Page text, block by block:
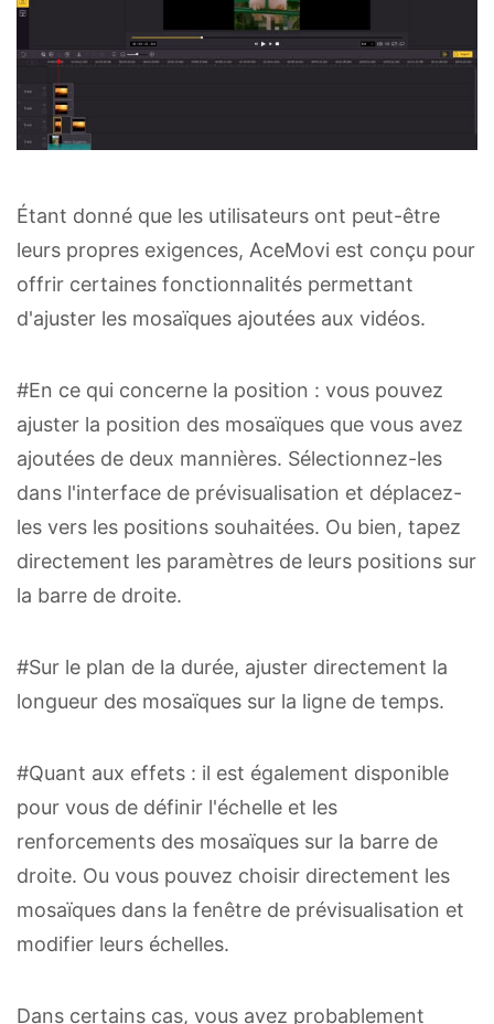
Étant donné que les utilisateurs ont peut-être
leurs propres exigences, AceMovi est conçu pour
offrir certaines fonctionnalités permettant
d'ajuster les mosaïques ajoutées aux vidéos.
#En ce qui concerne la position : vous pouvez
ajuster la position des mosaïques que vous avez
ajoutées de deux mannières. Sélectionnez-les
dans l'interface de prévisualisation et déplacez-
les vers les positions souhaitées. Ou bien, tapez
directement les paramètres de leurs positions sur
la barre de droite.
#Sur le plan de la durée, ajuster directement la
longueur des mosaïques sur la ligne de temps.
#Quant aux effets : il est également disponible
pour vous de définir l'échelle et les
renforcements des mosaïques sur la barre de
droite. Ou vous pouvez choisir directement les
mosaïques dans la fenêtre de prévisualisation et
modifier leurs échelles.
Dans certains cas, vous avez probablement